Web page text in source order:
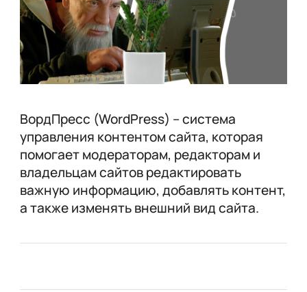
ВордПресс (WordPress) – система
управления контентом сайта, которая
помогает модераторам, редакторам и
владельцам сайтов редактировать
важную информацию, добавлять контент,
а также изменять внешний вид сайта.